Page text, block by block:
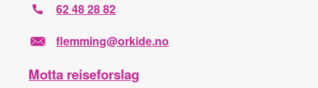
62 48 28 82
flemming@orkide.no
Motta reiseforslag